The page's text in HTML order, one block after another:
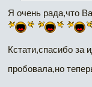
Я очень рада,что
Кстати,спасибо за
пробовала,но